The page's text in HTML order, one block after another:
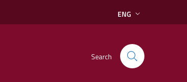
ENG
Search